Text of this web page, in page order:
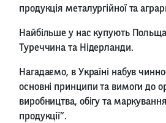
продукція металургійної та
Найбільше у нас купують
Туреччина та Нідерланди.
Нагадаємо, в Україні набув
основні принципи та вимоги до
виробництва, обігу та
продукції”.